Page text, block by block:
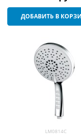
ДОБАВИТЬ В
LM0814C